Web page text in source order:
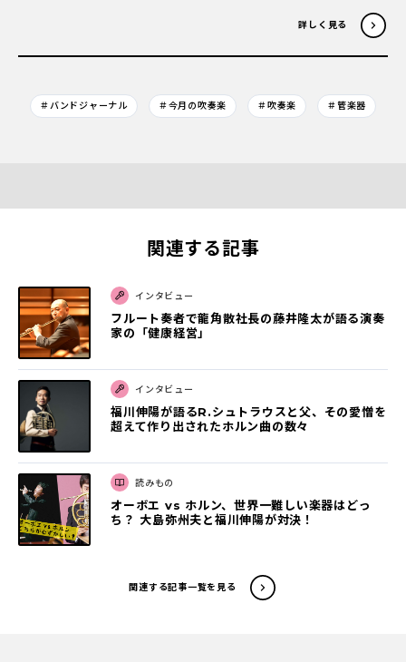
詳しく見る
＃バンドジャーナル ＃今月の吹奏楽 ＃吹奏楽 ＃管楽器
関連する記事
インタビュー
フルート奏者で龍角散社長の藤井隆太が語る演奏
家の「健康経営」
インタビュー
福川伸陽が語るR.シュトラウスと父、その愛憎を
超えて作り出されたホルン曲の数々
読みもの
オーボエ vs ホルン、世界一難しい楽器はどっ
ち？ 大島弥州夫と福川伸陽が対決！
関連する記事一覧を見る